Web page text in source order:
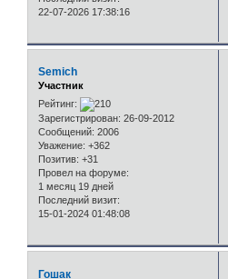
22-07-2026 17:38:16
Semich
Участник
Рейтинг:
Зарегистрирован: 26-09-2012
Сообщений: 2006
Уважение: +362
Позитив: +31
Провел на форуме:
1 месяц 19 дней
Последний визит:
15-01-2024 01:48:08
Гошак